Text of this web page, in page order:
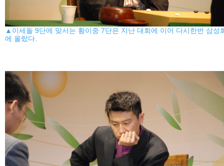
▲이세돌 9단에 맞서는 황이중 7단은 지난 대회에 이어 다시한번 삼성
에 올랐다.